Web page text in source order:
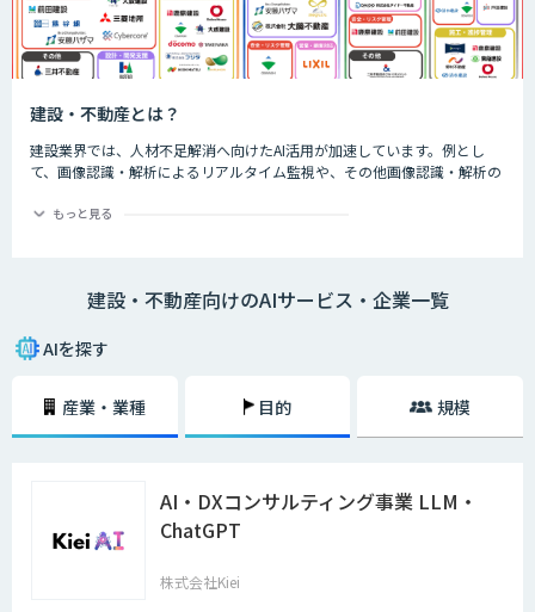
建設・不動産とは？
建設業界では、人材不足解消へ向けたAI活用が加速しています。例とし
て、画像認識・解析によるリアルタイム監視や、その他画像認識・解析の
技術継承・ナレッジ共有のシーンでもAIサービスが多く活用されていま
活用することで膨大なデータをリアルタイムに分析し、迅速かつ精度の高
もっと見る
建設・不動産向けのAIサービス・企業一覧
AIを探す
産業・業種 目的 規模
AI・DXコンサルティング事業 LLM・
ChatGPT
株式会社Kiei